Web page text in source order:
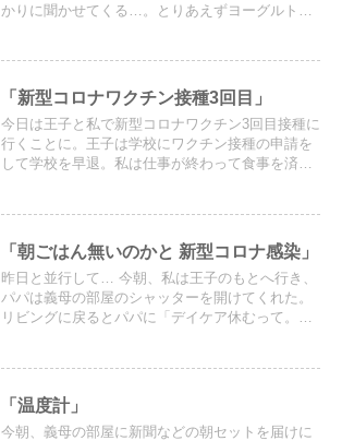
かりに聞かせてくる…。とりあえずヨーグルトだ
「新型コロナワクチン接種3回目」
今日は王子と私で新型コロナワクチン3回目接種に
行くことに。王子は学校にワクチン接種の申請を
して学校を早退。私は仕事が終わって食事を済ま
「朝ごはん無いのかと 新型コロナ感染」
昨日と並行して… 今朝、私は王子のもとへ行き、
パパは義母の部屋のシャッターを開けてくれた。
リビングに戻るとパパに「デイケア休むって。そ
「温度計」
今朝、義母の部屋に新聞などの朝セットを届けに